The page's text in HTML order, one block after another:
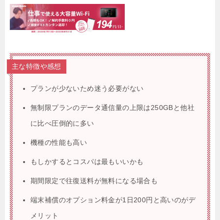
主な特徴や感想
プランが少ないため迷う必要がない
無制限プランのデータ通信量の上限は250GBと他社
に比べ圧倒的に多い
機種の性能も高い
もしかするとコスパは最もいいかも
期間限定で往復送料が無料になる場合も
端末補償のオプション料金が1日200円と高いのがデ
メリット